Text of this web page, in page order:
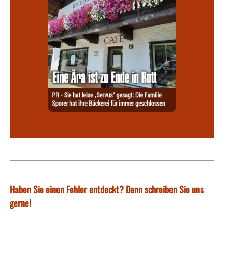
Haben Sie einen Fehler entdeckt? Dann schreiben Sie uns
gerne!